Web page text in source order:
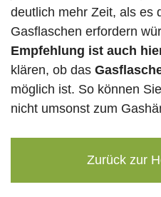
deutlich mehr Zeit, als es
Gasflaschen erfordern
Empfehlung ist auch
klären, ob das
möglich ist. So können
nicht umsonst zum
Zurück zur